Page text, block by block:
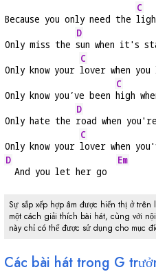
Because you only need the
C
Only miss the
D
sun when it's
Only know your
C
lover when
Only know you’ve been
C
high
Only hate the
D
road when
Only know your
C
lover when
D
  And you let her go
Em
Sự sắp xếp hợp âm được hiển thị ở
một cách giải thích bài hát, cùng với
này chỉ có thể được sử dụng cho mục
Các bài hát trong G